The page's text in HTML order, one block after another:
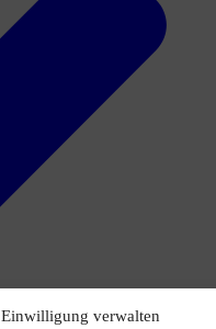
Einwilligung verwalten